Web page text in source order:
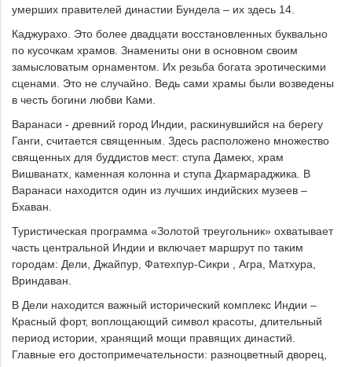
умерших правителей династии Бундела – их здесь 14.
Каджурахо. Это более двадцати восстановленных буквально
по кусочкам храмов. Знамениты они в основном своим
замысловатым орнаментом. Их резьба богата эротическими
сценами. Это не случайно. Ведь сами храмы были возведены
в честь богини любви Ками.
Варанаси - древний город Индии, раскинувшийся на берегу
Ганги, считается священным. Здесь расположено множество
священных для буддистов мест: ступа Дамeкx, храм
Вишванатх, каменная колонна и ступа Дхармараджика. В
Варанаси находится один из лучших индийских музеев –
Бхаван.
Туристическая программа «Золотой треугольник» охватывает
часть центральной Индии и включает маршрут по таким
городам: Дели, Джайпур, Фатехпур-Сикри , Агра, Матхура,
Вриндаван.
В Дели находится важный исторический комплекс Индии –
Красный форт, воплощающий символ красоты, длительный
период истории, хранящий мощи правящих династий.
Главные его достопримечательности: разноцветный дворец,